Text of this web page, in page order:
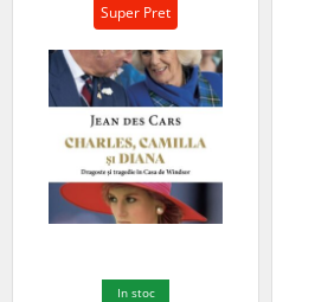
Super Pret
In stoc